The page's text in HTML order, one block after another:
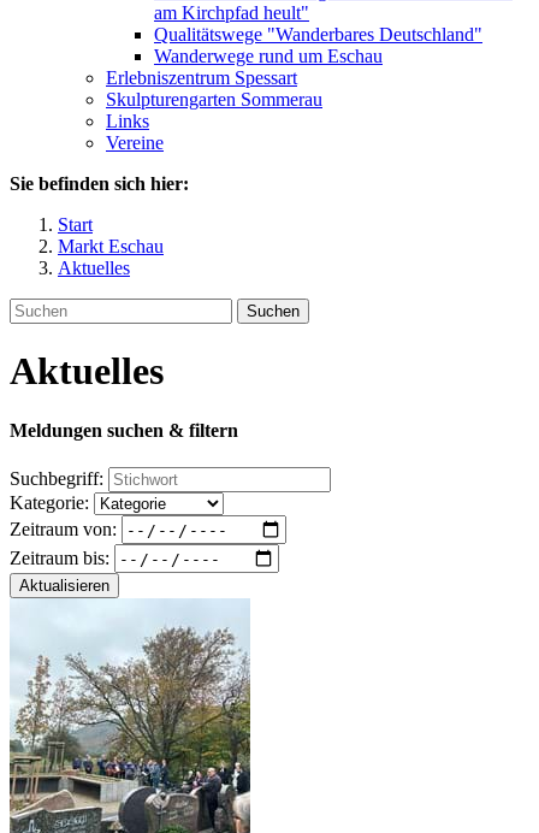
am Kirchpfad heult"
Qualitätswege "Wanderbares Deutschland"
Wanderwege rund um Eschau
Erlebniszentrum Spessart
Skulpturengarten Sommerau
Links
Vereine
Sie befinden sich hier:
Start
Markt Eschau
Aktuelles
Suchen
Aktuelles
Meldungen suchen & filtern
Suchbegriff:
Kategorie:
Zeitraum von:
Zeitraum bis:
Aktualisieren